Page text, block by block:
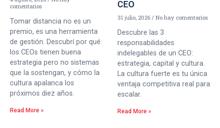
comentarios
Tomar distancia no es un
premio, es una herramienta
de gestión. Descubrí por qué
los CEOs tienen buena
estrategia pero no sistemas
que la sostengan, y cómo la
cultura apalanca los
próximos diez años.
Read More »
CEO
31 julio, 2026 No hay comentarios
Descubre las 3
responsabilidades
indelegables de un CEO:
estrategia, capital y cultura.
La cultura fuerte es tu única
ventaja competitiva real para
escalar.
Read More »